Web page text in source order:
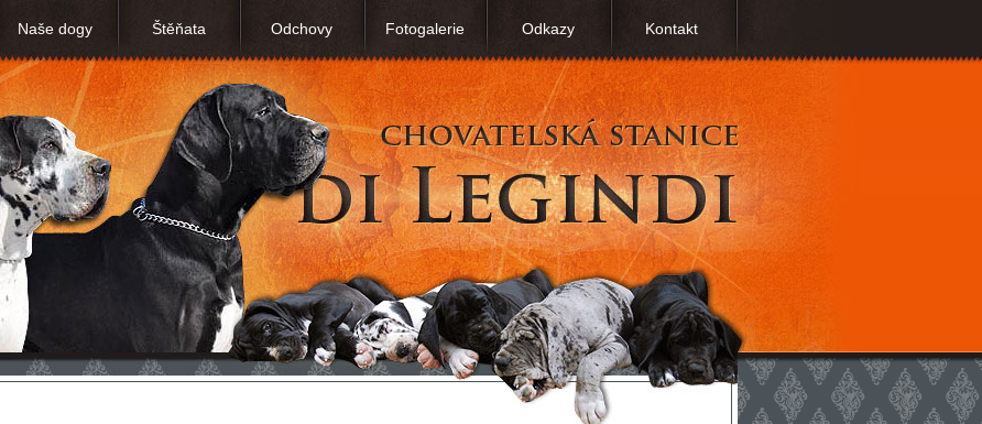
Naše dogy Štěňata Odchovy Fotogalerie Odkazy Kontakt